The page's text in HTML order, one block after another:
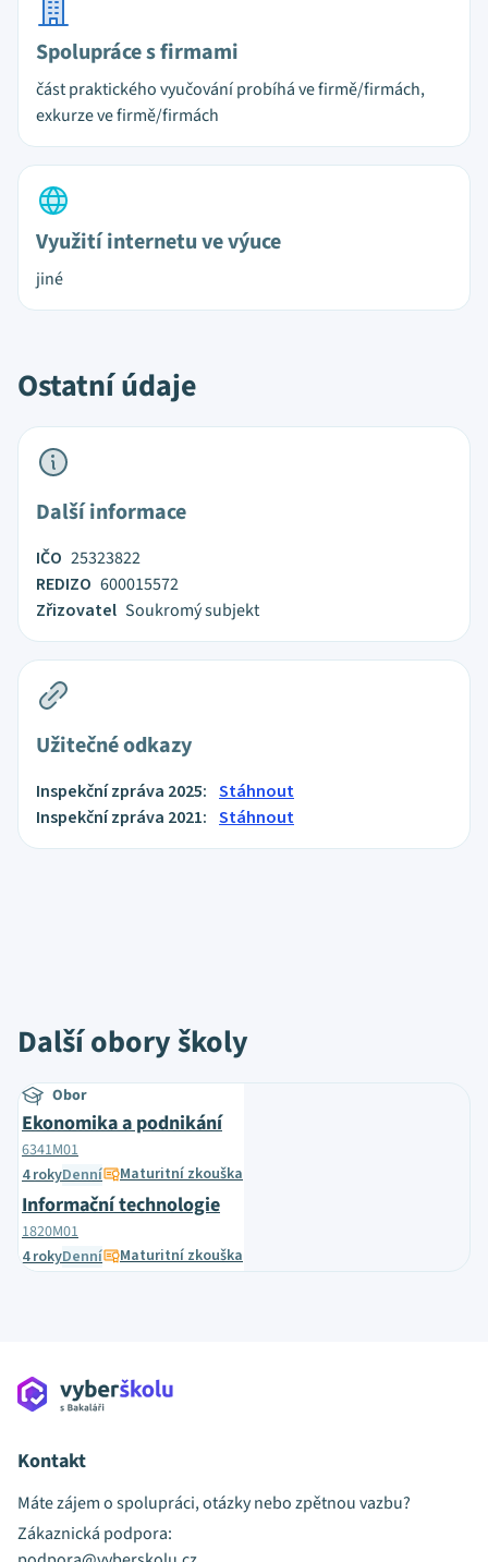
Spolupráce s firmami
část praktického vyučování probíhá ve firmě/firmách,
exkurze ve firmě/firmách
Využití internetu ve výuce
jiné
Ostatní údaje
Další informace
IČO 25323822
REDIZO 600015572
Zřizovatel Soukromý subjekt
Užitečné odkazy
Inspekční zpráva 2025: Stáhnout
Inspekční zpráva 2021: Stáhnout
Další obory školy
Obor
Ekonomika a podnikání
6341M01
4 rokyDenní Maturitní zkouška
Informační technologie
1820M01
4 rokyDenní Maturitní zkouška
Kontakt
Máte zájem o spolupráci, otázky nebo zpětnou vazbu?
Zákaznická podpora: